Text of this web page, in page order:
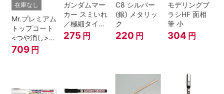
在庫なし
Mr.プレミアム
トップコート
<つや消し>
スプレー
709 円
ガンダムマー
カー スミいれ
／極細タイプ
（ブラック）
275 円
C8 シルバー
(銀) メタリッ
ク
220 円
モデリングブ
ラシHF 面相
筆 小
304 円